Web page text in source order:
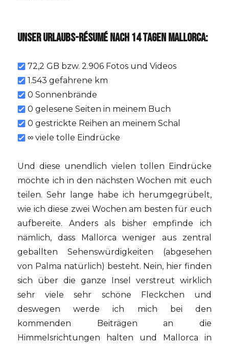
UNSER URLAUBS-RÉSUMÉ NACH 14 TAGEN MALLORCA:
72,2 GB bzw. 2.906 Fotos und Videos
1.543 gefahrene km
0 Sonnenbrände
0 gelesene Seiten in meinem Buch
0 gestrickte Reihen an meinem Schal
∞ viele tolle Eindrücke
Und diese unendlich vielen tollen Eindrücke
möchte ich in den nächsten Wochen mit euch
teilen. Sehr lange habe ich herumgegrübelt,
wie ich diese zwei Wochen am besten für euch
aufbereite. Anders als bisher empfinde ich
nämlich, dass Mallorca weniger aus zentral
geballten Sehenswürdigkeiten (abgesehen
von Palma natürlich) besteht. Nein, hier finden
sich über die ganze Insel verstreut wirklich
sehr viele sehr schöne Fleckchen und
deswegen werde ich mich bei den
kommenden Beiträgen an die
Himmelsrichtungen halten und Mallorca in